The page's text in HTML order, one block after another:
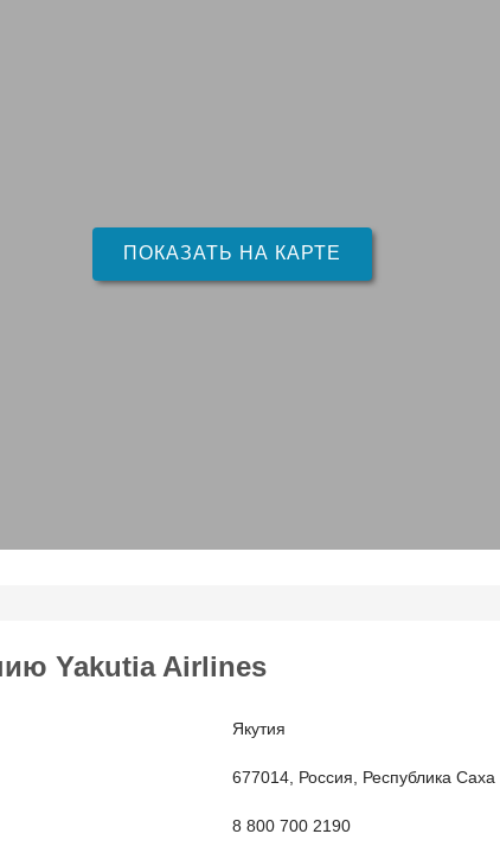
ПОКАЗАТЬ НА КАРТЕ
Yakutia Airlines
Якутия
677014, Россия, Республика Саха
8 800 700 2190